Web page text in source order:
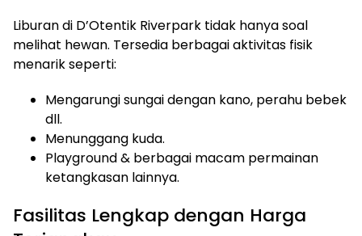
Liburan di D’Otentik Riverpark tidak hanya soal
melihat hewan. Tersedia berbagai aktivitas fisik
menarik seperti:
Mengarungi sungai dengan kano, perahu bebek
dll.
Menunggang kuda.
Playground & berbagai macam permainan
ketangkasan lainnya.
Fasilitas Lengkap dengan Harga